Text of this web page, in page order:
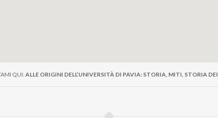
QUI: ALLE ORIGINI DELL’UNIVERSITÀ DI PAVIA: STORIA, MITI, STORIA